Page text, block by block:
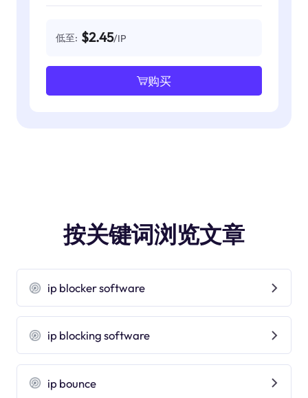
低至: $2.45/IP
购买
按关键词浏览文章
ip blocker software
ip blocking software
ip bounce